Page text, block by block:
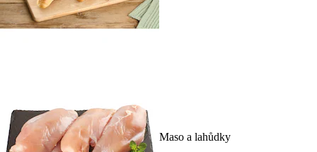
Maso a lahůdky